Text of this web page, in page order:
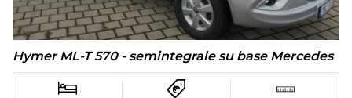
Hymer ML-T 570 - semintegrale su base Mercedes